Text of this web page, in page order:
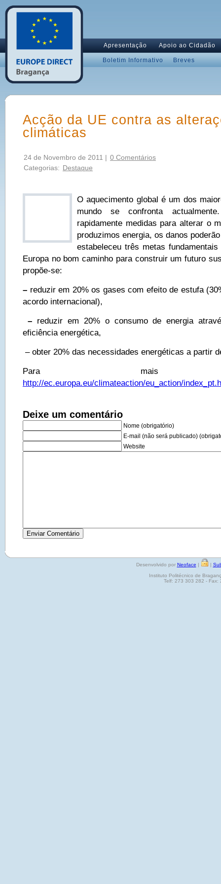
Apresentação Apoio ao Cidadão
Boletim Informativo Breves
Acção da UE contra as
climáticas
24 de Novembro de 2011 | 0 Comentários
Categorias: Destaque
O aquecimento global é um dos
mundo se confronta
rapidamente medidas para alterar o
produzimos energia, os danos
estabeleceu três metas
Europa no bom caminho para construir um futuro
propõe-se:
– reduzir em 20% os gases com efeito de estufa
acordo internacional),
–reduzir em 20% o consumo de energia
eficiência energética,
– obter 20% das necessidades energéticas a partir
Para mais
http://ec.europa.eu/climateaction/eu_action/
Deixe um comentário
Nome (obrigatório)
E-mail (não será publicado)
Website
Desenvolvido por Neoface | |
Instituto Politécnico de
Telf: 273 303 282 - Fax: